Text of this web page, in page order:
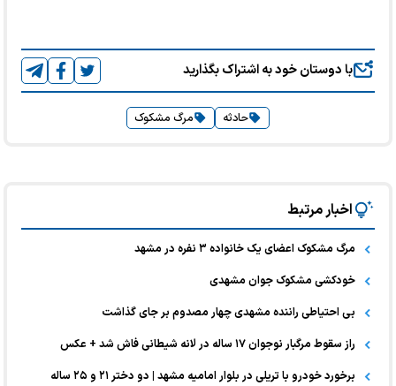
با دوستان خود به اشتراک بگذارید
حادثه مرگ مشکوک
اخبار مرتبط
مرگ مشکوک اعضای یک خانواده ۳ نفره در مشهد
خودکشی مشکوک جوان مشهدی
بی احتیاطی راننده‌ مشهدی چهار مصدوم بر جای گذاشت
راز سقوط مرگبار نوجوان ۱۷ ساله در لانه شیطانی فاش شد + عکس
برخورد خودرو با تریلی در بلوار امامیه مشهد | دو دختر ۲۱ و ۲۵ ساله